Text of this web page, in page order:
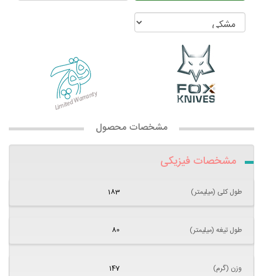
مشخصات محصول
مشخصات فیزیکی
طول کلی (میلیمتر) 183
طول تیغه (میلیمتر) 80
وزن (گرم) 147